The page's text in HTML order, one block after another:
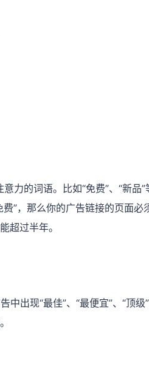
意力的词语。比如“免费”、“新
”，那么你的广告链接的页面必
超过半年。
中出现“最佳”、“最便宜”、“顶